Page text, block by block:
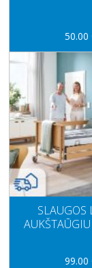
50.00
SLAUGOS
99.00